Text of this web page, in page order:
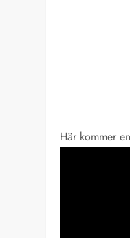
Här kommer